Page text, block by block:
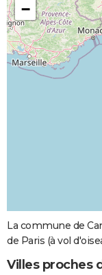
−
La commune de
de Paris (à vol
Villes proches